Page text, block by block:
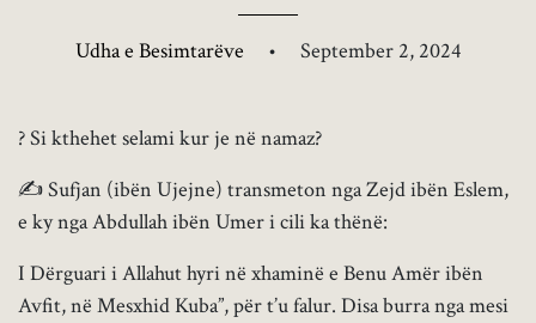
Udha e Besimtarëve • September 2, 2024
? Si kthehet selami kur je në namaz?
✍ Sufjan (ibën Ujejne) transmeton nga Zejd ibën Eslem,
e ky nga Abdullah ibën Umer i cili ka thënë:
I Dërguari i Allahut hyri në xhaminë e Benu Amër ibën
Avfit, në Mesxhid Kuba”, për t’u falur. Disa burra nga mesi